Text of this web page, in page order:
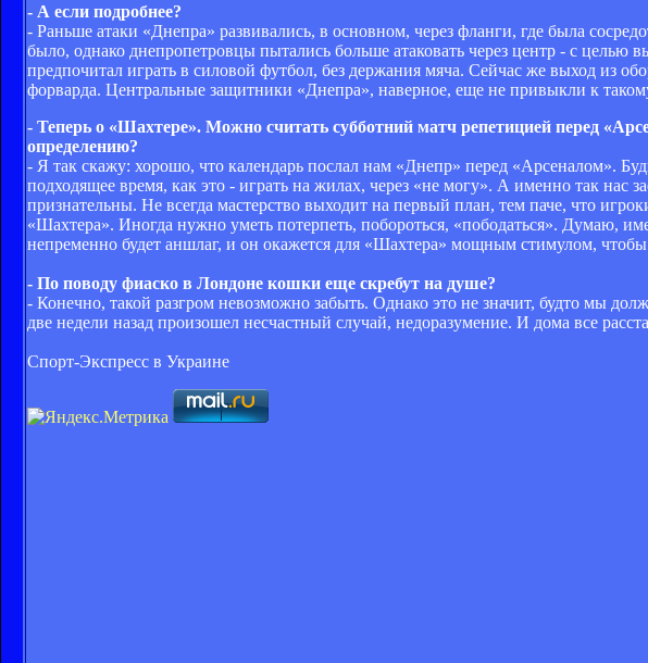
- А если подробнее?
- Раньше атаки «Днепра» развивались, в основном, через фланги, где была
было, однако днепропетровцы пытались больше атаковать через центр - с целью
предпочитал играть в силовой футбол, без держания мяча. Сейчас же выход из
форварда. Центральные защитники «Днепра», наверное, еще не привыкли к
- Теперь о «Шахтере». Можно считать субботний матч репетицией перед
определению?
- Я так скажу: хорошо, что календарь послал нам «Днепр» перед «Арсеналом».
подходящее время, как это - играть на жилах, через «не могу». А именно так нас
признательны. Не всегда мастерство выходит на первый план, тем паче, что
«Шахтера». Иногда нужно уметь потерпеть, побороться, «пободаться». Думаю,
непременно будет аншлаг, и он окажется для «Шахтера» мощным стимулом,
- По поводу фиаско в Лондоне кошки еще скребут на душе?
- Конечно, такой разгром невозможно забыть. Однако это не значит, будто мы
две недели назад произошел несчастный случай, недоразумение. И дома все
Спорт-Экспресс в Украине